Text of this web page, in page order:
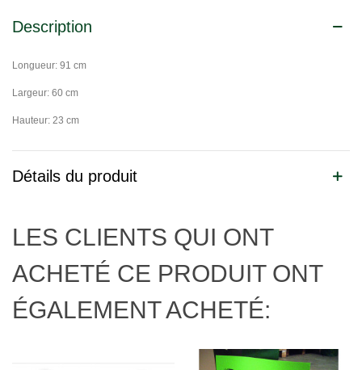
Description
Longueur: 91 cm
Largeur: 60 cm
Hauteur: 23 cm
Détails du produit
LES CLIENTS QUI ONT
ACHETÉ CE PRODUIT ONT
ÉGALEMENT ACHETÉ: